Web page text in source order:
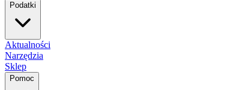
Podatki
Aktualności
Narzędzia
Sklep
Pomoc